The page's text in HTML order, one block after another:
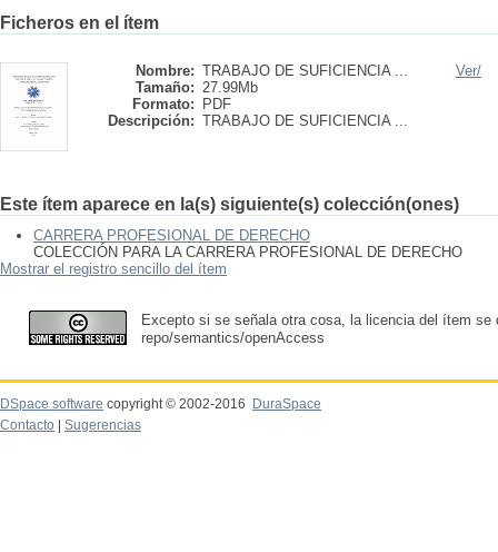
Ficheros en el ítem
Nombre: TRABAJO DE SUFICIENCIA ...
Tamaño: 27.99Mb
Formato:
PDF
Descripción: TRABAJO DE SUFICIENCIA ...
Ver/
Este ítem aparece en la(s) siguiente(s) colección(ones)
CARRERA PROFESIONAL DE DERECHO
COLECCIÓN PARA LA CARRERA PROFESIONAL DE DERECHO
Mostrar el registro sencillo del ítem
Excepto si se señala otra cosa, la licencia del ítem se
repo/semantics/openAccess
DSpace software copyright © 2002-2016
DuraSpace
Contacto
Sugerencias